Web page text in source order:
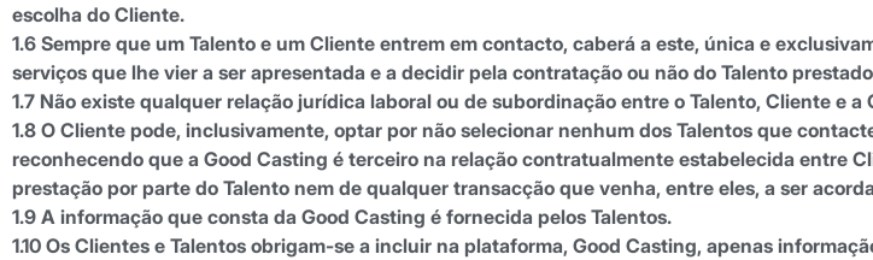
escolha do Cliente.
1.6 Sempre que um Talento e um Cliente entrem em contacto, caberá a este, única e
serviços que lhe vier a ser apresentada e a decidir pela contratação ou não do Talento
1.7 Não existe qualquer relação jurídica laboral ou de subordinação entre o Talento, Cliente e a
1.8 O Cliente pode, inclusivamente, optar por não selecionar nenhum dos Talentos que
reconhecendo que a Good Casting é terceiro na relação contratualmente estabelecida entre
prestação por parte do Talento nem de qualquer transacção que venha, entre eles, a ser
1.9 A informação que consta da Good Casting é fornecida pelos Talentos.
1.10 Os Clientes e Talentos obrigam-se a incluir na plataforma, Good Casting, apenas